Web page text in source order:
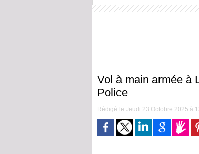
Vol à main armée à
Police
Rédigé le Jeudi 23 Octobre 2025 à